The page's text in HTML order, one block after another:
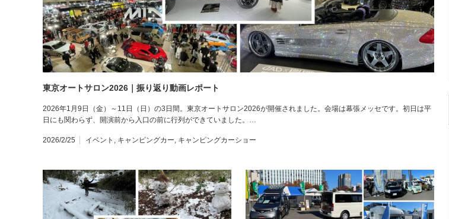
東京オートサロン2026｜振り返り動画レポート
2026年1月9日（金）～11日（日）の3日間。東京オートサロン2026が開催されました。会場は幕張メッセです。初日は平
日にも関わらず、開演前から入口の前に行列ができていました。…
2026/2/25 イベント , キャンピングカー, キャンピングカーショー